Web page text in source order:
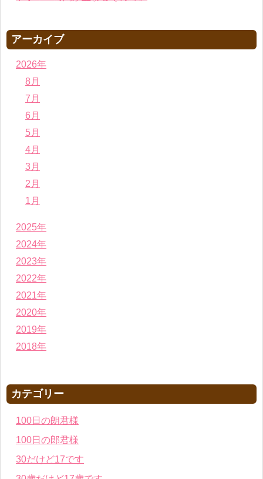
アーカイブ
2026年
8月
7月
6月
5月
4月
3月
2月
1月
2025年
2024年
2023年
2022年
2021年
2020年
2019年
2018年
カテゴリー
100日の朗君様
100日の郎君様
30だけど17です